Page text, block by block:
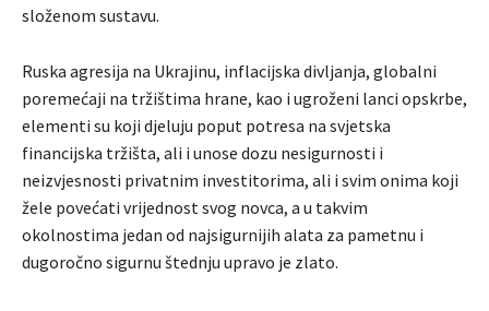
složenom sustavu.
Ruska agresija na Ukrajinu, inflacijska divljanja, globalni
poremećaji na tržištima hrane, kao i ugroženi lanci opskrbe,
elementi su koji djeluju poput potresa na svjetska
financijska tržišta, ali i unose dozu nesigurnosti i
neizvjesnosti privatnim investitorima, ali i svim onima koji
žele povećati vrijednost svog novca, a u takvim
okolnostima jedan od najsigurnijih alata za pametnu i
dugoročno sigurnu štednju upravo je zlato.